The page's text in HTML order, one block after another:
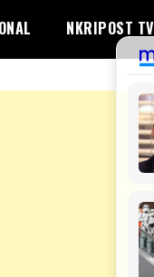
NKRIPOST TV